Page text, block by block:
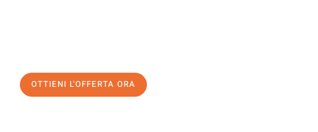
OTTIENI L'OFFERTA ORA